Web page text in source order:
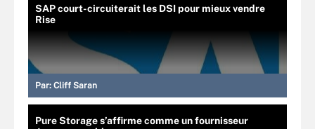
SAP court-circuiterait les DSI pour mieux vendre
Rise
Par: Cliff Saran
Pure Storage s’affirme comme un fournisseur